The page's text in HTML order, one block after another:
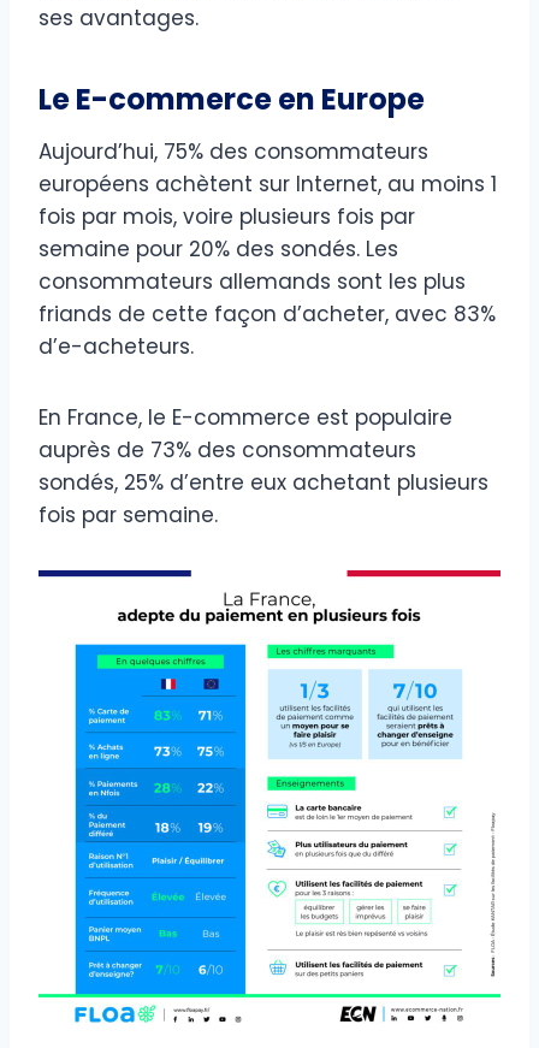
ses avantages.
Le E-commerce en Europe
Aujourd’hui, 75% des consommateurs
européens achètent sur Internet, au moins 1
fois par mois, voire plusieurs fois par
semaine pour 20% des sondés. Les
consommateurs allemands sont les plus
friands de cette façon d’acheter, avec 83%
d’e-acheteurs.
En France, le E-commerce est populaire
auprès de 73% des consommateurs
sondés, 25% d’entre eux achetant plusieurs
fois par semaine.